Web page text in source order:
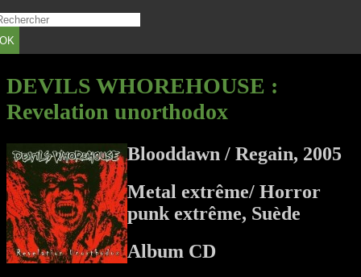
OK
DEVILS WHOREHOUSE :
Revelation unorthodox
Blooddawn / Regain, 2005
Metal extrême/ Horror
punk extrême, Suède
Album CD